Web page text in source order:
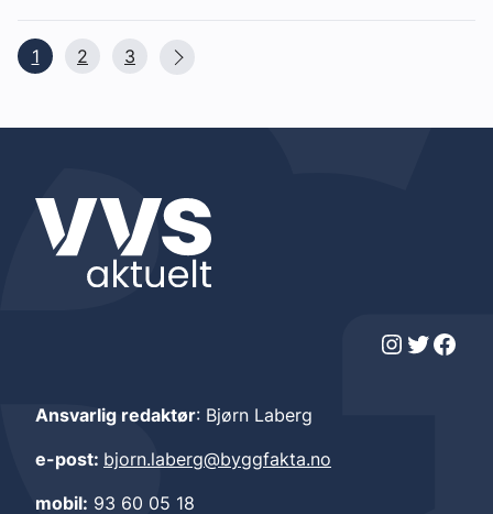
1 2 3
Instagram Twitter Facebook
Ansvarlig redaktør: Bjørn Laberg
e-post: bjorn.laberg@byggfakta.no
mobil: 93 60 05 18